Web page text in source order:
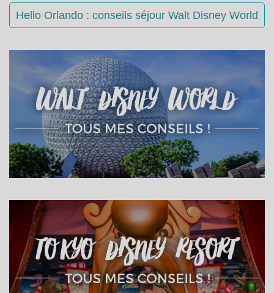
Hello Orlando : conseils séjour Walt Disney World